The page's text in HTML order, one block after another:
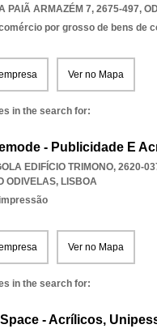
PAIÃ ARMAZÉM 7, 2675-497,
por grosso de bens de
Ver no Mapa
in the search for:
- Publicidade E
EDIFÍCIO TRIMONO, 2620-
ODIVELAS, LISBOA
Ver no Mapa
in the search for:
Space - Acrílicos,